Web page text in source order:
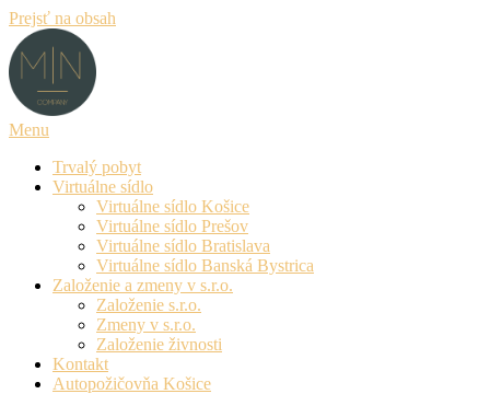
Prejsť na obsah
Menu
Trvalý pobyt
Virtuálne sídlo
Virtuálne sídlo Košice
Virtuálne sídlo Prešov
Virtuálne sídlo Bratislava
Virtuálne sídlo Banská Bystrica
Založenie a zmeny v s.r.o.
Založenie s.r.o.
Zmeny v s.r.o.
Založenie živnosti
Kontakt
Autopožičovňa Košice